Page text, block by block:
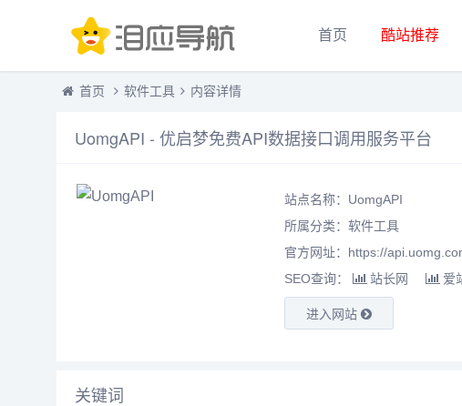
首页 酷站推荐
首页 软件工具 内容详情
UomgAPI - 优启梦免费API数据接口调用服务平台
站点名称：UomgAPI
所属分类： 软件工具
官方网址：https://
SEO查询：
站长网 爱
进入网站
关键词